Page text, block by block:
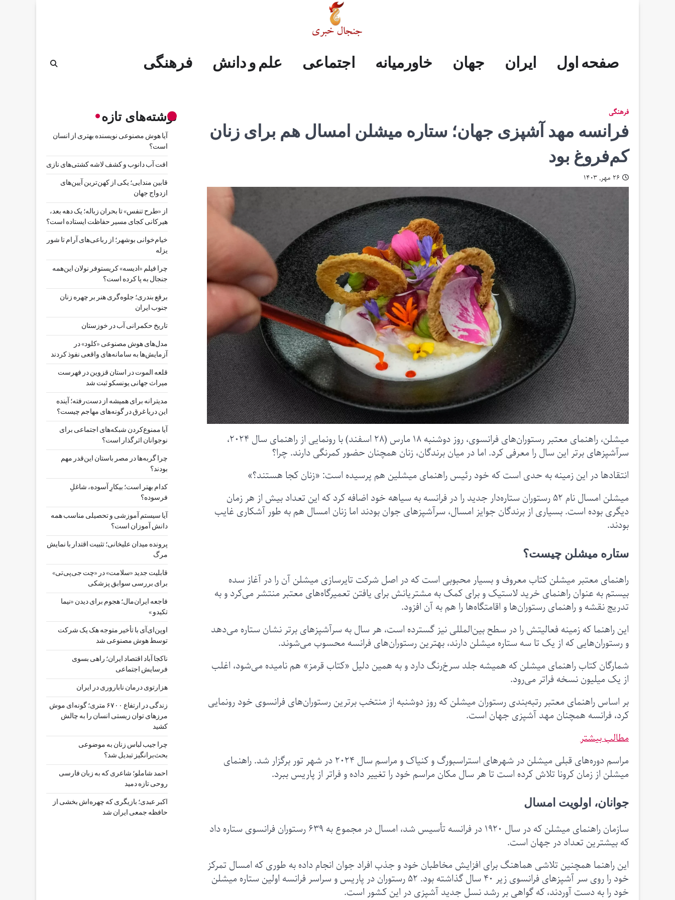
صفحه
ایران
جهان
خاورمیانه
اجتماعی
علم
فرهنگی
صفحه اول ایران جهان خاورمیانه اجتماعی علم و دانش فرهنگی
فرهنگی
فرانسه مهد آشپزی جهان؛ ستاره میشلن امسال هم برای زنان
کم‌فروغ بود
۲۶ مهر, ۱۴۰۳
میشلن، راهنمای معتبر رستوران‌های فرانسوی، روز دوشنبه ۱۸ مارس (۲۸ اسفند) با رونمایی از راهنمای سال ۲۰۲۴،
سرآشپزهای برتر این سال را معرفی کرد. اما در میان برندگان، زنان همچنان حضور کمرنگی دارند. چرا؟
انتقادها در این زمینه به حدی است که خود رئیس راهنمای میشلین هم پرسیده است: «زنان کجا هستند؟»
میشلن امسال نام ۵۲ رستوران ستاره‌دار جدید را در فرانسه به سیاهه خود اضافه کرد که این تعداد بیش از هر زمان
دیگری بوده است. بسیاری از برندگان جوایز امسال، سرآشپزهای جوان بودند اما زنان امسال هم به طور آشکاری غایب
بودند.
ستاره میشلن چیست؟
راهنمای معتبر میشلن کتاب معروف و بسیار محبوبی است که در اصل شرکت تایرسازی میشلن آن را در آغاز سده
بیستم به عنوان راهنمای خرید لاستیک و برای کمک به مشتریانش برای یافتن تعمیرگاه‌های معتبر منتشر می‌کرد و به
تدریج نقشه و راهنمای رستوران‌ها و اقامتگاه‌ها را هم به آن افزود.
این راهنما که زمینه فعالیتش را در سطح بین‌المللی نیز گسترده است، هر سال به سرآشپزهای برتر نشان ستاره می‌دهد
و رستوران‌هایی که از یک تا سه ستاره میشلن دارند، بهترین رستوران‌های فرانسه محسوب می‌شوند.
شمارگان کتاب راهنمای میشلن که همیشه جلد سرخ‌رنگ دارد و به همین دلیل «کتاب قرمز» هم نامیده می‌شود، اغلب
از یک میلیون نسخه فراتر می‌رود.
بر اساس راهنمای معتبر رتبه‌بندی رستوران میشلن که روز دوشنبه از منتخب برترین رستوران‌های فرانسوی خود رونمایی
کرد، فرانسه همچنان مهد آشپزی جهان است.
مطالب بیشتر
مراسم دوره‌های قبلی میشلن در شهرهای استراسبورگ و کنیاک و مراسم سال ۲۰۲۴ در شهر تور برگزار شد. راهنمای
میشلن از زمان کرونا تلاش کرده است تا هر سال مکان مراسم خود را تغییر داده و فراتر از پاریس ببرد.
جوانان، اولویت امسال
سازمان راهنمای میشلن که در سال ۱۹۲۰ در فرانسه تأسیس شد، امسال در مجموع به ۶۳۹ رستوران فرانسوی ستاره داد
که بیشترین تعداد در جهان است.
این راهنما همچنین تلاشی هماهنگ برای افزایش مخاطبان خود و جذب افراد جوان انجام داده به طوری که امسال تمرکز
خود را روی سر آشپزهای فرانسوی زیر ۴۰ سال گذاشته بود. ۵۲ رستوران در پاریس و سراسر فرانسه اولین ستاره میشلن
خود را به دست آوردند، که گواهی بر رشد نسل جدید آشپزی در این کشور است.
نوشته‌های تازه
آیا هوش مصنوعی نویسنده بهتری از انسان
است؟
افت آب دانوب و کشف لاشه کشتی‌های نازی
قابین مندایی؛ یکی از کهن‌ترین آیین‌های
ازدواج جهان
از «طرح تنفس» تا بحران زباله؛ یک دهه بعد،
هیرکانی کجای مسیر حفاظت ایستاده است؟
خیام‌خوانی بوشهر؛ از رباعی‌های آرام تا شور
یزله
چرا فیلم «ادیسه» کریستوفر نولان این‌همه
جنجال به پا کرده است؟
برقع بندری؛ جلوه‌گری هنر بر چهره زنان
جنوب ایران
تاریخ حکمرانی آب در خوزستان
مدل‌های هوش مصنوعی «کلود» در
آزمایش‌ها به سامانه‌های واقعی نفوذ کردند
قلعه الموت در استان قزوین در فهرست
میراث جهانی یونسکو ثبت شد
مدیترانه برای همیشه از دست‌رفته؛ آینده
این دریا غرق در گونه‌های مهاجم چیست؟
آیا ممنوع‌کردن شبکه‌های اجتماعی برای
نوجوانان اثرگذار است؟
چرا گربه‌ها در مصر باستان این‌قدر مهم
بودند؟
کدام بهتر است؛ بیکارِ آسوده، شاغلِ
فرسوده؟
آیا سیستم آموزشی و تحصیلی مناسب همه
دانش آموزان است؟
پرونده میدان علیخانی؛ تثبیت اقتدار با نمایش
مرگ
قابلیت جدید «سلامت» در «چت ‌جی‌پی‌تی»
برای بررسی سوابق پزشکی
فاجعه ایران‌مال؛ هجوم برای دیدن «نیما
تکیدو »
اوپن‌ای‌آی با تأخیر متوجه هک یک شرکت
توسط هوش مصنوعی شد
ناکجا آباد اقتصاد ایران؛ راهی بسوی
فرسایش اجتماعی
هزارتوی درمان ناباروری در ایران
زندگی در ارتفاع ۶۷۰۰ متری؛ گونه‌ای موش
مرزهای توان زیستی انسان را به چالش
کشید
چرا جیب‌ لباس زنان به موضوعی
بحث‌برانگیز تبدیل شد؟
احمد شاملو؛ شاعری که به زبان فارسی
روحی تازه دمید
اکبر عبدی؛ بازیگری که چهره‌اش بخشی از
حافظه جمعی ایران شد